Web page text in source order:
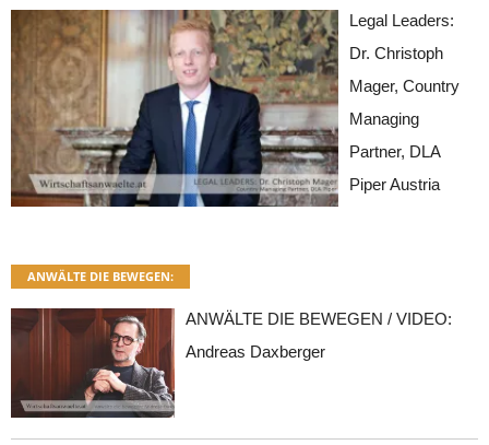
Legal Leaders:
Dr. Christoph
Mager, Country
Managing
Partner, DLA
Piper Austria
ANWÄLTE DIE BEWEGEN:
ANWÄLTE DIE BEWEGEN / VIDEO:
Andreas Daxberger